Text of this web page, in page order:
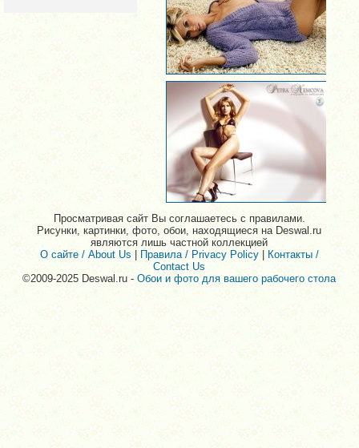
Просматривая сайт Вы соглашаетесь с правилами.
Рисунки, картинки, фото, обои, находящиеся на Deswal.ru
являются лишь частной коллекцией
О сайте / About Us |Правила / Privacy Policy|Контакты /
Contact Us
©2009-2025 Deswal.ru -Обои и фото для вашего рабочего стола